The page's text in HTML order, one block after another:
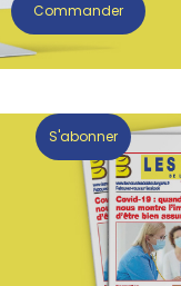
Commander
S'abonner